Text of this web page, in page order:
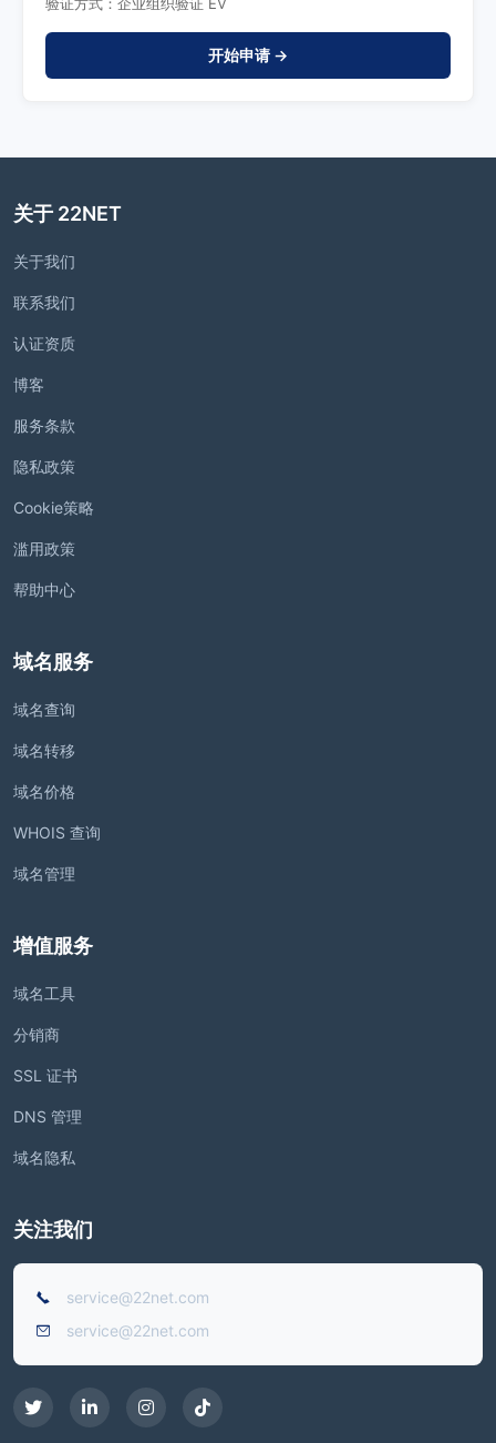
开始申请 →
关于 22NET
关于我们
联系我们
认证资质
博客
服务条款
隐私政策
Cookie策略
滥用政策
帮助中心
域名服务
域名查询
域名转移
域名价格
WHOIS 查询
域名管理
增值服务
域名工具
分销商
SSL 证书
DNS 管理
域名隐私
关注我们
service@22net.com
service@22net.com